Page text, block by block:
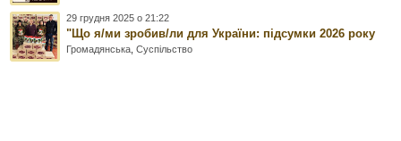
29 грудня 2025 о 21:22
"Що я/ми зробив/ли для України: підсумки 2026 року
Громадянська ,Суспільство